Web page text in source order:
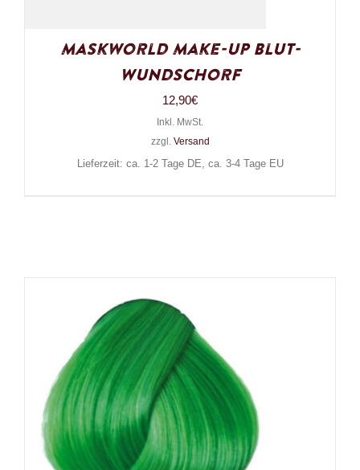
Maskworld Make-Up Blut-
Wundschorf
12,90€
Inkl. MwSt.
zzgl. Versand
Lieferzeit: ca. 1-2 Tage DE, ca. 3-4 Tage EU